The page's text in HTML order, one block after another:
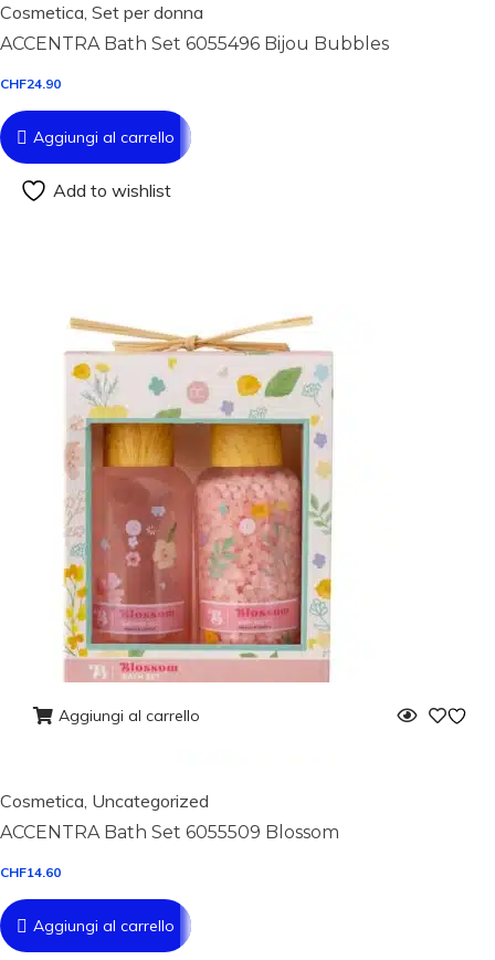
Cosmetica, Set per donna
ACCENTRA Bath Set 6055496 Bijou Bubbles
CHF24.90
Aggiungi al carrello
Add to wishlist
Aggiungi al carrello
Cosmetica, Uncategorized
ACCENTRA Bath Set 6055509 Blossom
CHF14.60
Aggiungi al carrello